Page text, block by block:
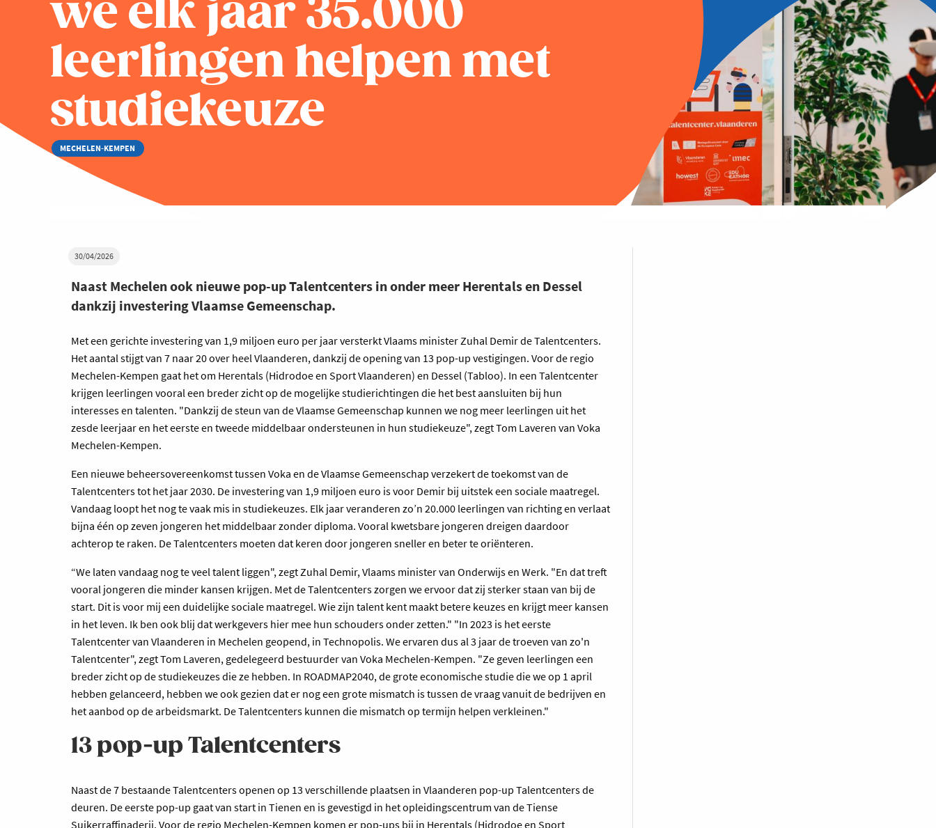
we elk jaar 35.000
leerlingen helpen met
studiekeuze
MECHELEN-KEMPEN
30/04/2026
Naast Mechelen ook nieuwe pop-up Talentcenters in onder meer Herentals en Dessel
dankzij investering Vlaamse Gemeenschap.
Met een gerichte investering van 1,9 miljoen euro per jaar versterkt Vlaams minister Zuhal Demir de Talentcenters.
Het aantal stijgt van 7 naar 20 over heel Vlaanderen, dankzij de opening van 13 pop-up vestigingen. Voor de regio
Mechelen-Kempen gaat het om Herentals (Hidrodoe en Sport Vlaanderen) en Dessel (Tabloo). In een Talentcenter
krijgen leerlingen vooral een breder zicht op de mogelijke studierichtingen die het best aansluiten bij hun
interesses en talenten. "Dankzij de steun van de Vlaamse Gemeenschap kunnen we nog meer leerlingen uit het
zesde leerjaar en het eerste en tweede middelbaar ondersteunen in hun studiekeuze", zegt Tom Laveren van Voka
Mechelen-Kempen.
Een nieuwe beheersovereenkomst tussen Voka en de Vlaamse Gemeenschap verzekert de toekomst van de
Talentcenters tot het jaar 2030. De investering van 1,9 miljoen euro is voor Demir bij uitstek een sociale maatregel.
Vandaag loopt het nog te vaak mis in studiekeuzes. Elk jaar veranderen zo’n 20.000 leerlingen van richting en verlaat
bijna één op zeven jongeren het middelbaar zonder diploma. Vooral kwetsbare jongeren dreigen daardoor
achterop te raken. De Talentcenters moeten dat keren door jongeren sneller en beter te oriënteren.
“We laten vandaag nog te veel talent liggen", zegt Zuhal Demir, Vlaams minister van Onderwijs en Werk. "En dat treft
vooral jongeren die minder kansen krijgen. Met de Talentcenters zorgen we ervoor dat zij sterker staan van bij de
start. Dit is voor mij een duidelijke sociale maatregel. Wie zijn talent kent maakt betere keuzes en krijgt meer kansen
in het leven. Ik ben ook blij dat werkgevers hier mee hun schouders onder zetten." "In 2023 is het eerste
Talentcenter van Vlaanderen in Mechelen geopend, in Technopolis. We ervaren dus al 3 jaar de troeven van zo'n
Talentcenter", zegt Tom Laveren, gedelegeerd bestuurder van Voka Mechelen-Kempen. "Ze geven leerlingen een
breder zicht op de studiekeuzes die ze hebben. In ROADMAP2040, de grote economische studie die we op 1 april
hebben gelanceerd, hebben we ook gezien dat er nog een grote mismatch is tussen de vraag vanuit de bedrijven en
het aanbod op de arbeidsmarkt. De Talentcenters kunnen die mismatch op termijn helpen verkleinen."
13 pop-up Talentcenters
Naast de 7 bestaande Talentcenters openen op 13 verschillende plaatsen in Vlaanderen pop-up Talentcenters de
deuren. De eerste pop-up gaat van start in Tienen en is gevestigd in het opleidingscentrum van de Tiense
Suikerraffinaderij. Voor de regio Mechelen-Kempen komen er pop-ups bij in Herentals (Hidrodoe en Sport